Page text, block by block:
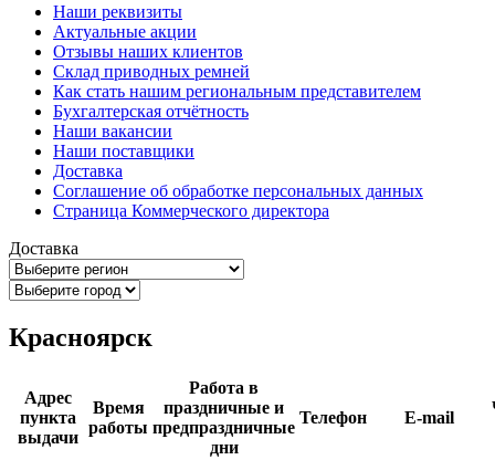
Наши реквизиты
Актуальные акции
Отзывы наших клиентов
Склад приводных ремней
Как стать нашим региональным представителем
Бухгалтерская отчётность
Наши вакансии
Наши поставщики
Доставка
Соглашение об обработке персональных данных
Страница Коммерческого директора
Доставка
Красноярск
Адрес
пункта
выдачи
Время
работы
Работа в
праздничные и
предпраздничные
дни
Телефон E-mail